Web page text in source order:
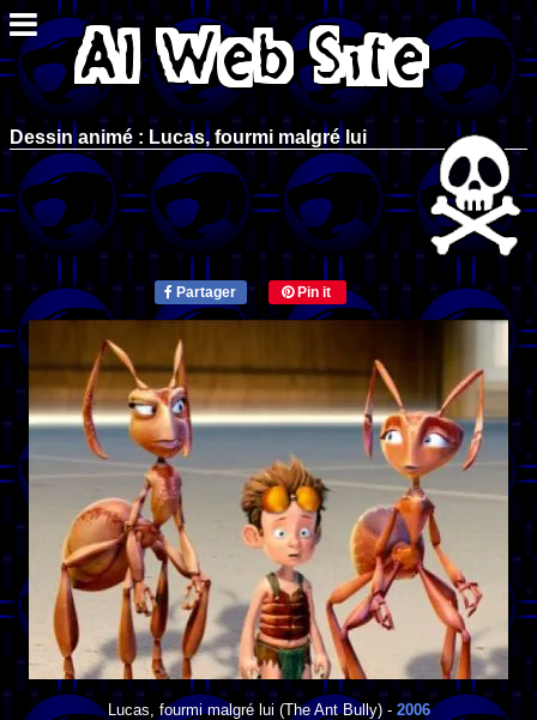
Dessin animé : Lucas, fourmi malgré lui
Partager Pin it
Lucas, fourmi malgré lui (The Ant Bully) - 2006